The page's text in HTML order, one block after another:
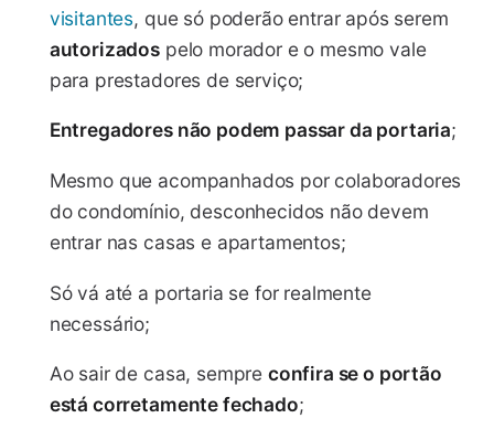
visitantes, que só poderão entrar após serem
autorizados pelo morador e o mesmo vale
para prestadores de serviço;
Entregadores não podem passar da portaria;
Mesmo que acompanhados por colaboradores
do condomínio, desconhecidos não devem
entrar nas casas e apartamentos;
Só vá até a portaria se for realmente
necessário;
Ao sair de casa, sempre confira se o portão
está corretamente fechado;